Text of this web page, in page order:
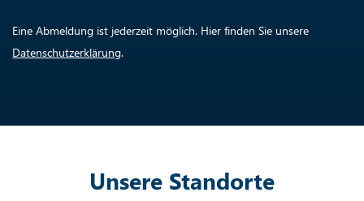
Eine Abmeldung ist jederzeit möglich. Hier finden Sie unsere
Datenschutzerklärung.
Unsere Standorte